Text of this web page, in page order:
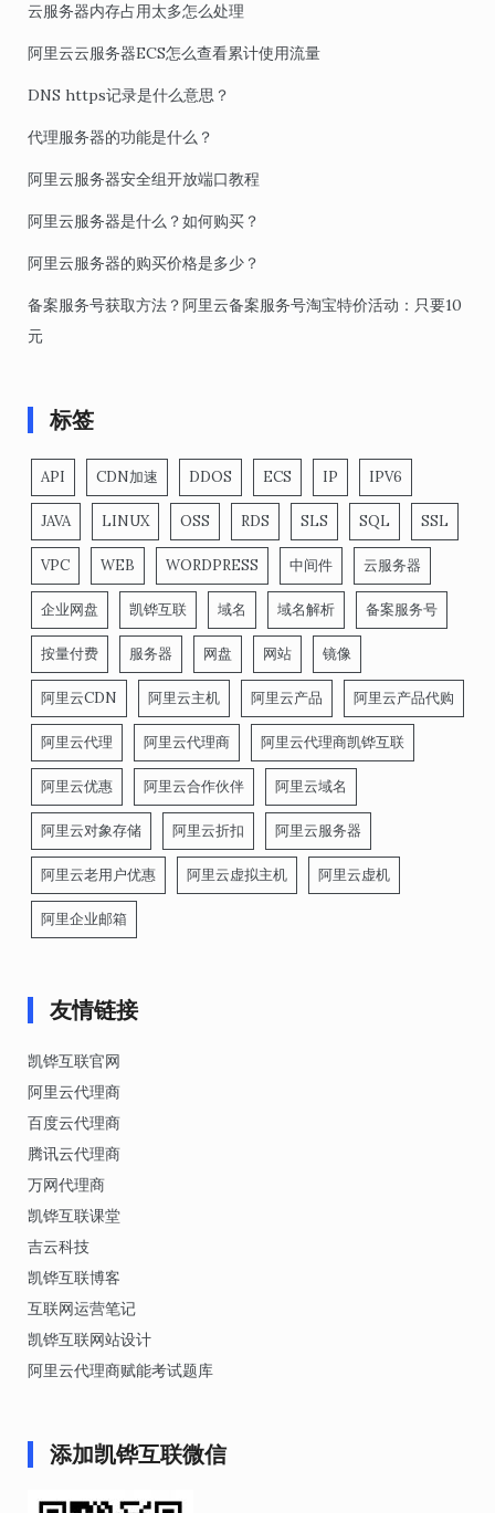
云服务器内存占用太多怎么处理
阿里云云服务器ECS怎么查看累计使用流量
DNS https记录是什么意思？
代理服务器的功能是什么？
阿里云服务器安全组开放端口教程
阿里云服务器是什么？如何购买？
阿里云服务器的购买价格是多少？
备案服务号获取方法？阿里云备案服务号淘宝特价活动：只要10
元
标签
API CDN加速 DDOS ECS IP IPV6
JAVA LINUX OSS RDS SLS SQL SSL
VPC WEB WORDPRESS 中间件 云服务器
企业网盘 凯铧互联 域名 域名解析 备案服务号
按量付费 服务器 网盘 网站 镜像
阿里云CDN 阿里云主机 阿里云产品 阿里云产品代购
阿里云代理 阿里云代理商 阿里云代理商凯铧互联
阿里云优惠 阿里云合作伙伴 阿里云域名
阿里云对象存储 阿里云折扣 阿里云服务器
阿里云老用户优惠 阿里云虚拟主机 阿里云虚机
阿里企业邮箱
友情链接
凯铧互联官网
阿里云代理商
百度云代理商
腾讯云代理商
万网代理商
凯铧互联课堂
吉云科技
凯铧互联博客
互联网运营笔记
凯铧互联网站设计
阿里云代理商赋能考试题库
添加凯铧互联微信